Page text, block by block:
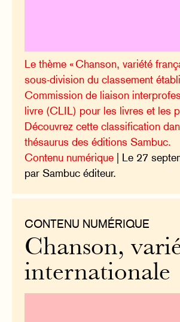
Le thème « Chanson, variété
sous-division du classement
Commission de liaison
livre (CLIL) pour les livres et les
Découvrez cette classification
thésaurus des éditions Sambuc.
Contenu numérique | Le 27
par Sambuc éditeur.
CONTENU NUMÉRIQUE
Chanson,
internationale